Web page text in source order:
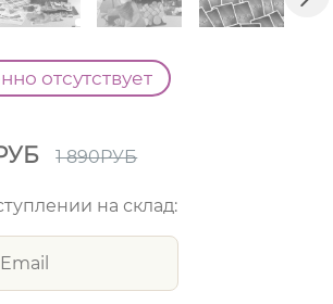
отсутствует
1 890РУБ
на склад: